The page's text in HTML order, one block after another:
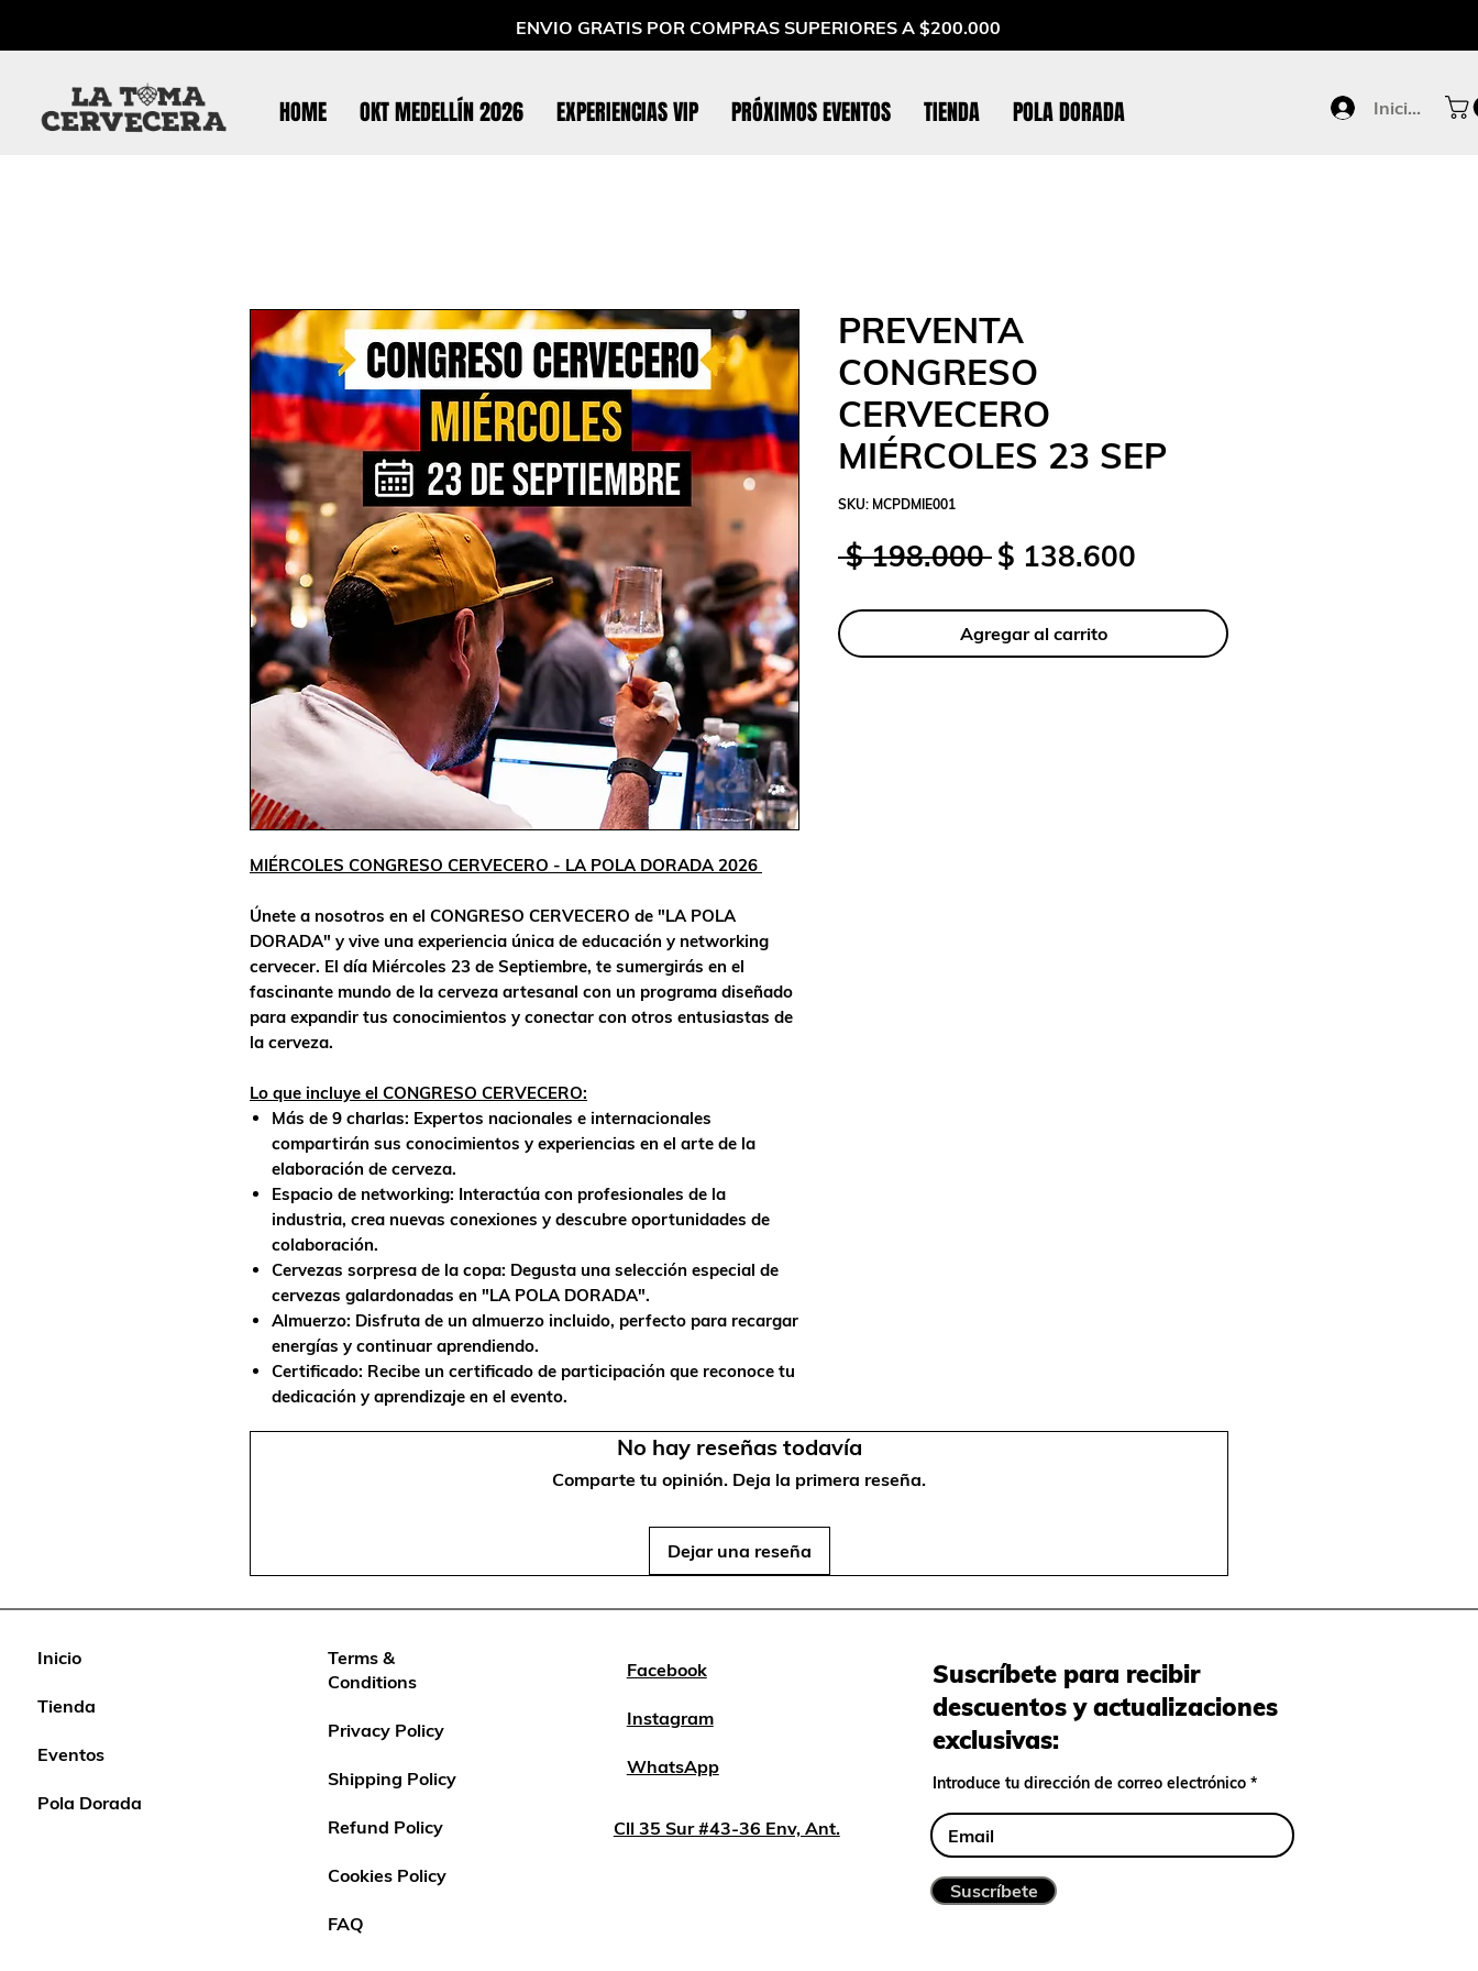
ENVIO GRATIS POR COMPRAS SUPERIORES A $200.000
HOME OKT MEDELLÍN 2026 EXPERIENCIAS VIP PRÓXIMOS EVENTOS TIENDA POLA DORADA Iniciar
MIÉRCOLES CONGRESO CERVECERO - LA POLA DORADA 2026
Únete a nosotros en el CONGRESO CERVECERO de "LA POLA
DORADA" y vive una experiencia única de educación y networking
cervecer. El día Miércoles 23 de Septiembre, te sumergirás en el
fascinante mundo de la cerveza artesanal con un programa diseñado
para expandir tus conocimientos y conectar con otros entusiastas de
la cerveza.
Lo que incluye el CONGRESO CERVECERO:
Más de 9 charlas: Expertos nacionales e internacionales
compartirán sus conocimientos y experiencias en el arte de la
elaboración de cerveza.
Espacio de networking: Interactúa con profesionales de la
industria, crea nuevas conexiones y descubre oportunidades de
colaboración.
Cervezas sorpresa de la copa: Degusta una selección especial de
cervezas galardonadas en "LA POLA DORADA".
Almuerzo: Disfruta de un almuerzo incluido, perfecto para recargar
energías y continuar aprendiendo.
Certificado: Recibe un certificado de participación que reconoce tu
dedicación y aprendizaje en el evento.
PREVENTA
CONGRESO
CERVECERO
MIÉRCOLES 23 SEP
SKU: MCPDMIE001
$ 198.000 Precio
$ 138.600
oferta
Agregar al carrito
No hay reseñas todavía
Comparte tu opinión. Deja la primera reseña.
Dejar una reseña
Inicio
Tienda
Eventos
Pola Dorada
Terms &
Conditions
Privacy Policy
Shipping Policy
Refund Policy
Cookies Policy
FAQ
Facebook
Instagram
WhatsApp
Cll 35 Sur #43-36 Env, Ant.
Suscríbete para recibir
descuentos y actualizaciones
exclusivas:
Introduce tu dirección de correo electrónico
Suscríbete